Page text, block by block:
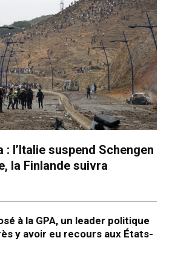
MAINTENANT
: l’Italie suspend Schengen
la Finlande suivra
à la GPA, un leader politique
y avoir eu recours aux États-